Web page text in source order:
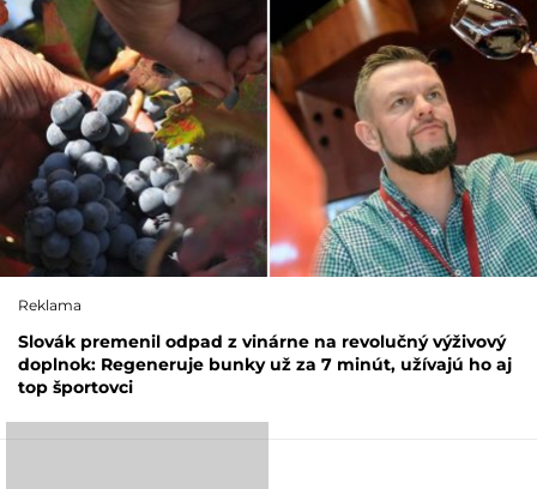
Reklama
Slovák premenil odpad z vinárne na revolučný výživový
doplnok: Regeneruje bunky už za 7 minút, užívajú ho aj
top športovci